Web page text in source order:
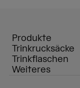
Produkte
Trinkrucksäcke
Trinkflaschen
Weiteres